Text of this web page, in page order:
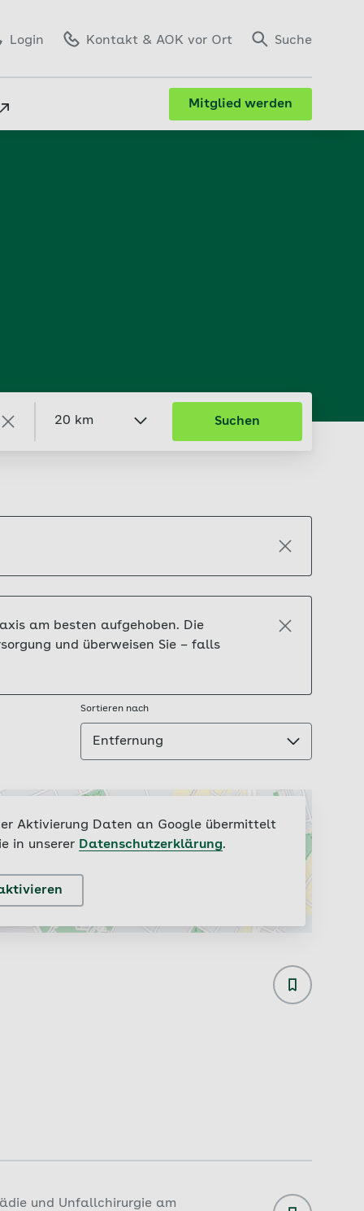
Login Kontakt & AOK vor Ort Suche
Mitglied werden
20 km Suchen
am besten aufgehoben. Die
und überweisen Sie – falls
Sortieren nach
Entfernung
Aktivierung Daten an Google übermittelt
in unserer Datenschutzerklärung.
und Unfallchirurgie am